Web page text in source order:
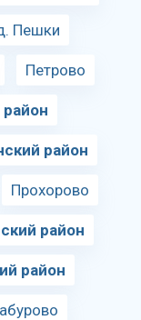
Пешки
Петрово
район
Прохорово
район
район